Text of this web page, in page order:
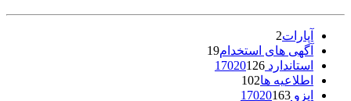
آپارات2
آگهی های استخدام19
استاندارد 17020 126
اطلاعیه ها102
ایزو 17020 163